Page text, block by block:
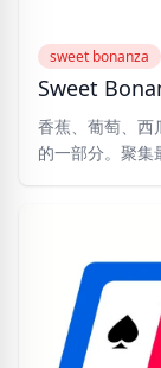
sweet bonanza
Sweet
香蕉、葡萄、西
的一部分。聚集